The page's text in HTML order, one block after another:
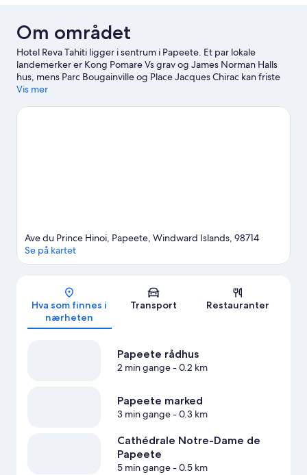
Om området
Hotel Reva Tahiti ligger i sentrum i Papeete. Et par lokale
landemerker er Kong Pomare Vs grav og James Norman Halls
hus, mens Parc Bougainville og Place Jacques Chirac kan friste
med vakre naturomgivelser.
Vis mer
Kart
Ave du Prince Hinoi, Papeete, Windward Islands, 98714
Se på kartet
Hva som finnes i
nærheten
Transport Restauranter
Papeete rådhus
2 min gange- 0.2 km
Papeete marked
3 min gange- 0.3 km
Cathédrale Notre-Dame de
Papeete
5 min gange- 0.5 km